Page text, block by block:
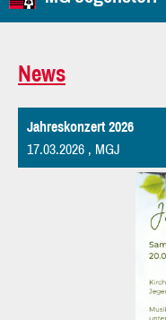
News
Jahreskonzert 2026
17.03.2026 , MGJ